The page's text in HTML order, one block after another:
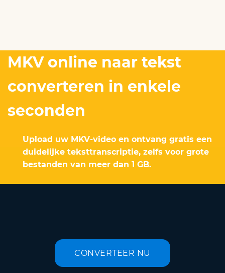
MKV online naar tekst
converteren in enkele
seconden
Upload uw MKV-video en ontvang gratis een
duidelijke teksttranscriptie, zelfs voor grote
bestanden van meer dan 1 GB.
CONVERTEER NU